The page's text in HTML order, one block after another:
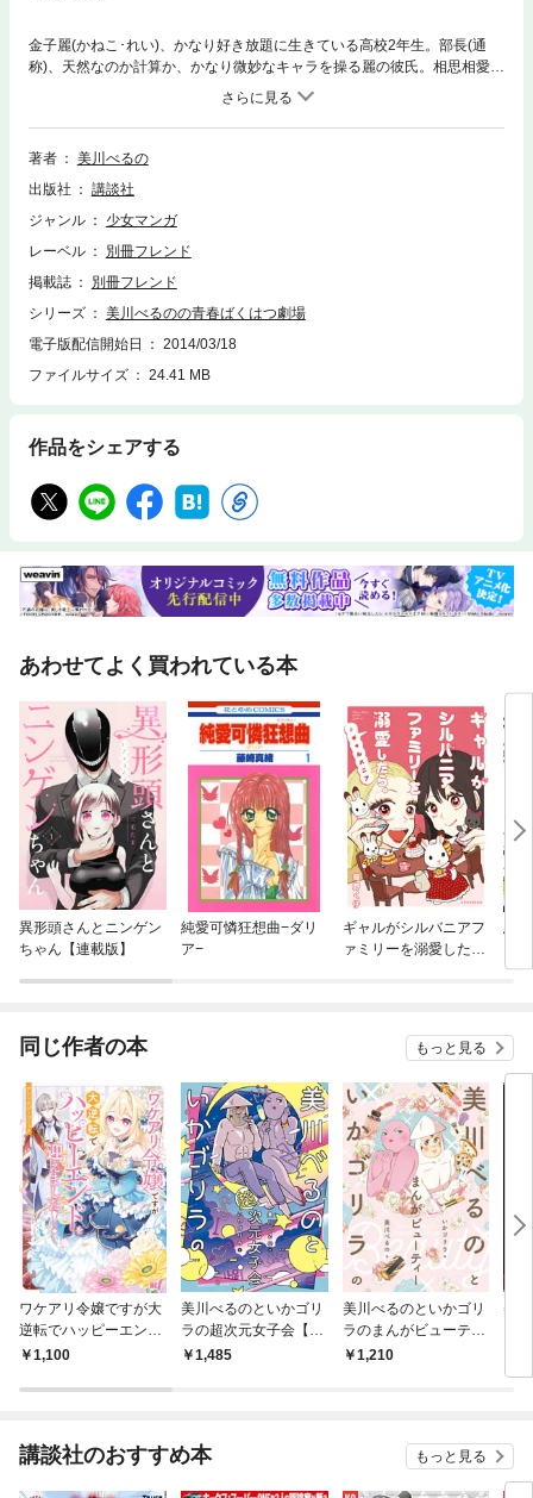
金子麗(かねこ･れい)、かなり好き放題に生きている高校2年生。部長(通
称)、天然なのか計算か、かなり微妙なキャラを操る麗の彼氏。相思相愛な
ラブラブっぷり(?)を披露する二人が、強力キャラぞろいの周囲を巻き込ん
で送る｢一度しかない青春ばくはつな日々｣!! ときにシュール! ときにシニカ
ル! ときに童心を忘れずに!? 少女漫画の枠を撃ち破って活躍を続けるギャ
グ作家･美川べるのの出世作ともいえる4コマ漫画集!
著者
美川べるの
出版社
講談社
ジャンル
少女マンガ
レーベル
別冊フレンド
掲載誌
別冊フレンド
シリーズ
美川べるのの青春ばくはつ劇場
電子版配信開始日
2014/03/18
ファイルサイズ
24.41 MB
作品をシェアする
あわせてよく買われている本
異形頭さんとニンゲン
ちゃん【連載版】
純愛可憐狂想曲−ダリ
ア−
ギャルがシルバニアフ
ァミリーを溺愛した
悪
い
同じ作者の本 もっと見る
ワケアリ令嬢ですが大
逆転でハッピーエンド
を迎えました！アンソ
1,100
美川べるのといかゴリ
ラの超次元女子会【電
子限定特典付き】
1,485
美川べるのといかゴリ
ラのまんがビューティ
ー 【電子限定特典付
1,210
美
講談社のおすすめ本 もっと見る